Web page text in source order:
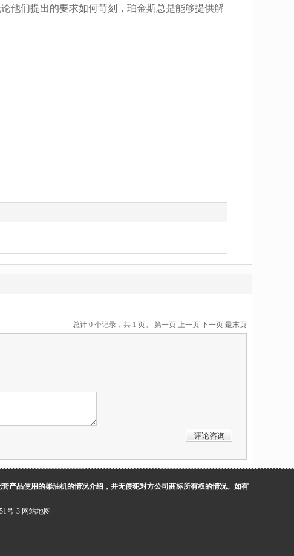
他们提出的要求如何苛刻，珀金斯总是能够提供解
总计 0 个记录，共 1 页。 第一页 上一页 下一页 最末页
产品使用的柴油机的情况介绍，并无侵犯对方公司商标所有权的情况。如有
号-3 网站地图